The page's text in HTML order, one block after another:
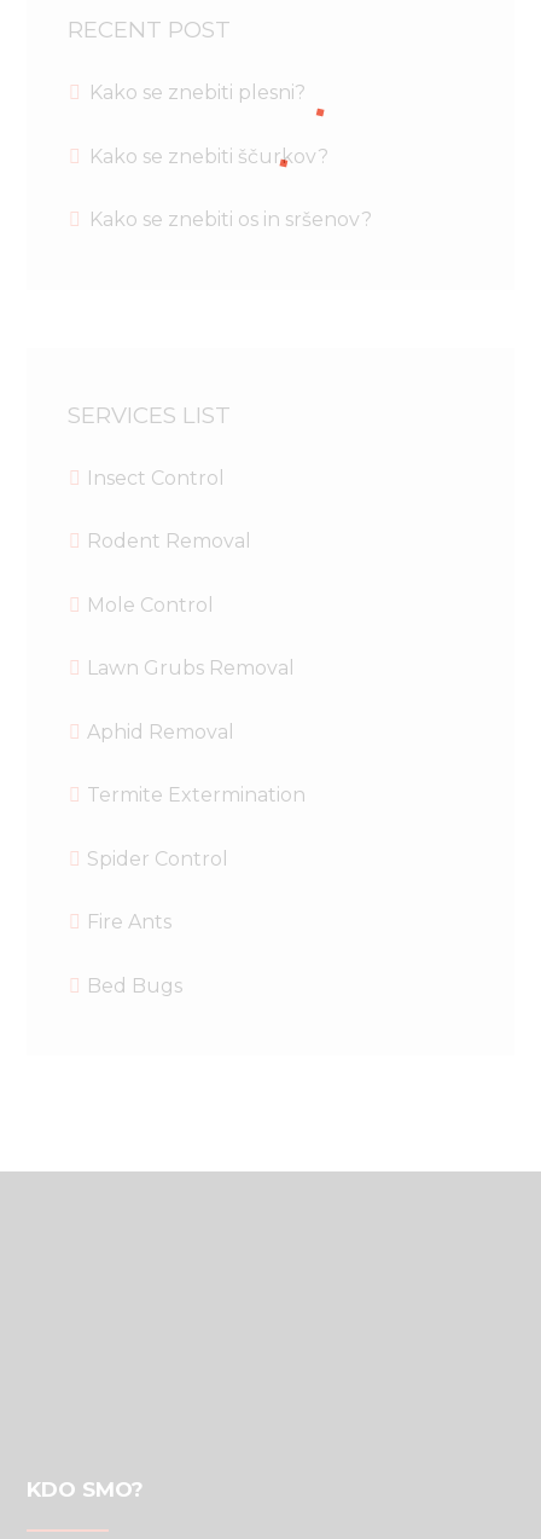
RECENT POST
Kako se znebiti plesni?
Kako se znebiti ščurkov?
Kako se znebiti os in sršenov?
SERVICES LIST
Insect Control
Rodent Removal
Mole Control
Lawn Grubs Removal
Aphid Removal
Termite Extermination
Spider Control
Fire Ants
Bed Bugs
KDO SMO?